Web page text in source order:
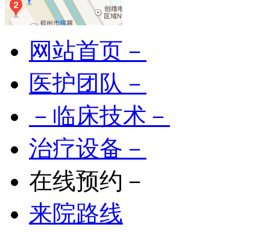
网站首页－
医护团队－
－临床技术－
治疗设备－
在线预约－
来院路线